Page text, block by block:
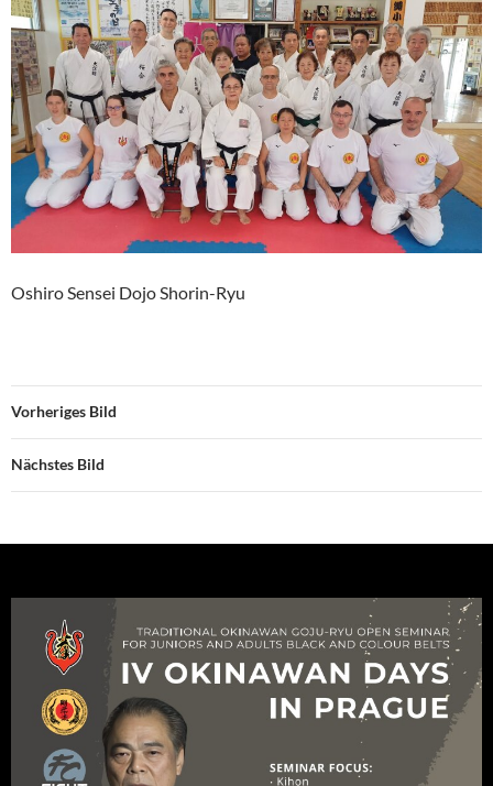
Oshiro Sensei Dojo Shorin-Ryu
Vorheriges Bild
Nächstes Bild